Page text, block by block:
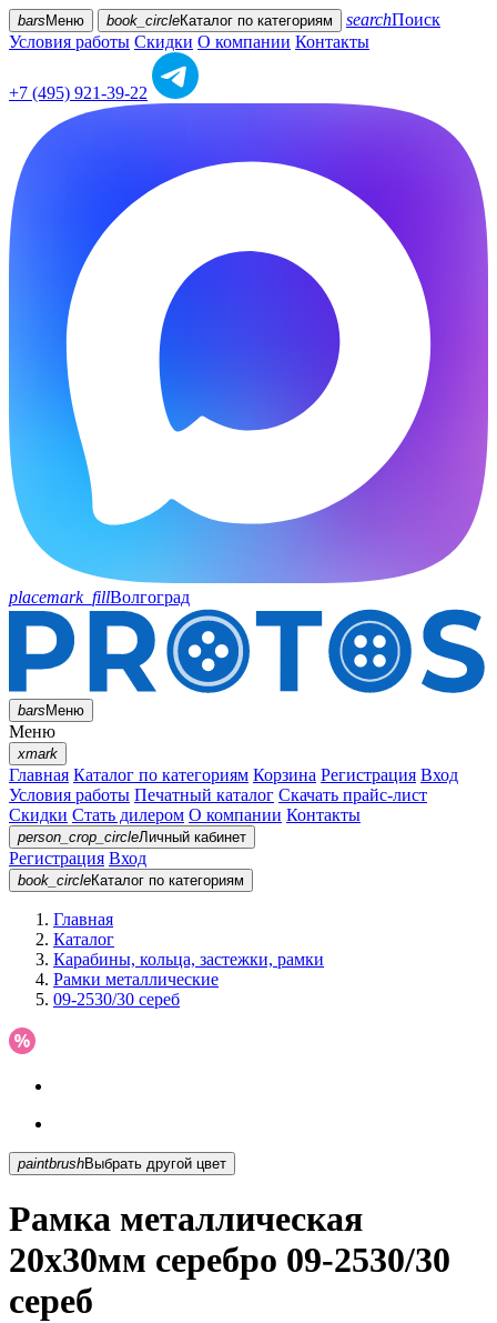
bars Меню book_circleКаталог по категориям searchПоиск
Условия работы Скидки О компании Контакты
+7 (495) 921-39-22
placemark_fillВолгоград
barsМеню
Меню
xmark
Главная Каталог по категориям Корзина Регистрация Вход
Условия работы Печатный каталог Скачать прайс-лист
Скидки Стать дилером О компании Контакты
person_crop_circleЛичный кабинет
Регистрация Вход
book_circleКаталог по категориям
Главная
Каталог
Карабины, кольца, застежки, рамки
Рамки металлические
09-2530/30 сереб
paintbrush Выбрать другой цвет
Рамка металлическая
20х30мм серебро 09-2530/30
сереб